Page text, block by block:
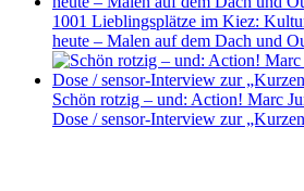
1001 Lieblingsplätze im Kiez:
heute – Malen auf dem Dach und
Schön rotzig – und: Action! Marc
Dose / sensor-Interview zur